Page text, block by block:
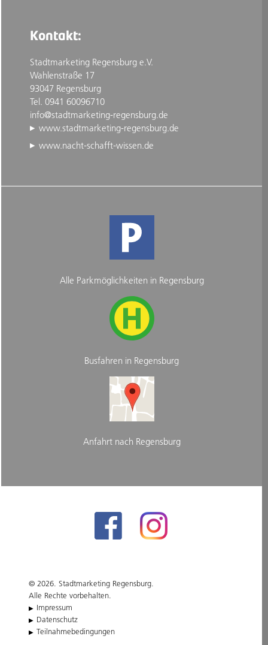
Kontakt:
Stadtmarketing Regensburg e.V.
Wahlenstraße 17
93047 Regensburg
Tel. 0941 60096710
info@stadtmarketing-regensburg.de
www.stadtmarketing-regensburg.de
www.nacht-schafft-wissen.de
Alle Parkmöglichkeiten in Regensburg
Busfahren in Regensburg
Anfahrt nach Regensburg
© 2026. Stadtmarketing Regensburg.
Alle Rechte vorbehalten.
Impressum
Datenschutz
Teilnahmebedingungen